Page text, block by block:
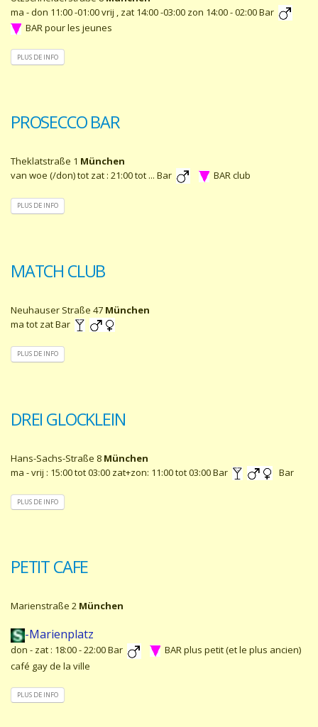
ma - don 11:00 -01:00 vrij , zat 14:00 -03:00 zon 14:00 - 02:00 Bar
BAR pour les jeunes
PLUS DE INFO
PROSECCO BAR
Theklatstraße 1 München
van woe (/don) tot zat : 21:00 tot ... Bar
BAR club
PLUS DE INFO
MATCH CLUB
Neuhauser Straße 47 München
ma tot zat Bar
PLUS DE INFO
DREI GLOCKLEIN
Hans-Sachs-Straße 8 München
ma - vrij : 15:00 tot 03:00 zat+zon: 11:00 tot 03:00 Bar
Bar
PLUS DE INFO
PETIT CAFE
Marienstraße 2 München
-Marienplatz
don - zat : 18:00 - 22:00 Bar
BAR plus petit (et le plus ancien)
café gay de la ville
PLUS DE INFO